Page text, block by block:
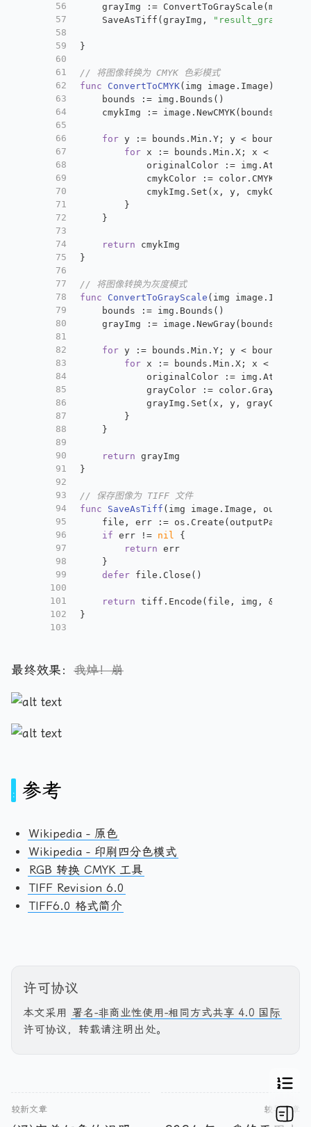
56
57
58
59
60
61
62
63
64
65
66
67
68
69
70
71
72
73
74
75
76
77
78
79
80
81
82
83
84
85
86
87
88
89
90
91
92
93
94
95
96
97
98
99
100
101
102
103
	grayImg := ConvertToGrayScale(m)
	SaveAsTiff(grayImg,
"result_gray.tif"
}
// 将图像转换为 CMYK 色彩模式
func
ConvertToCMYK(img image.Image)
	bounds := img.Bounds()
	cmykImg := image.NewCMYK(bounds)
for y := bounds.Min.Y; y <
for x := bounds.Min.X; x <
			originalColor := img.At(x, y)
cmykColor :=
			cmykImg.Set(x, y, cmykColor)
		}
	}
return cmykImg
}
// 将图像转换为灰度模式
func
ConvertToGrayScale (img image.Image)
	bounds := img.Bounds()
	grayImg := image.NewGray(bounds)
for y := bounds.Min.Y; y <
for x := bounds.Min.X; x <
			originalColor := img.At(x, y)
grayColor :=
			grayImg.Set(x, y, grayColor)
		}
	}
return grayImg
}
// 保存图像为 TIFF 文件
func
SaveAsTiff (img image.Image,
	file, err := os.Create(outputPath)
if err != nil
{
return err
	}
defer file.Close()
return tiff.Encode(file, img,
}
最终效果： 我焯！崩
参考
Wikipedia - 原色
Wikipedia - 印刷四分色模式
RGB 转换 CMYK 工具
TIFF Revision 6.0
TIFF6.0 格式简介
许可协议
本文采用 署名-非商业性使用-相同方式共享 4.0 国际
许可协议，转载请注明出处。
较新文章 较早文章